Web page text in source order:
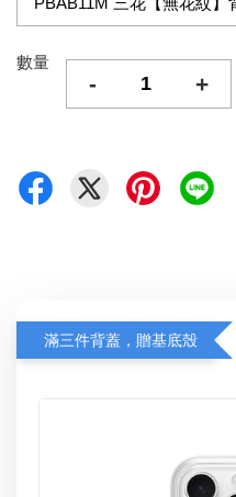
數量
- +
滿三件背蓋，贈基底殼